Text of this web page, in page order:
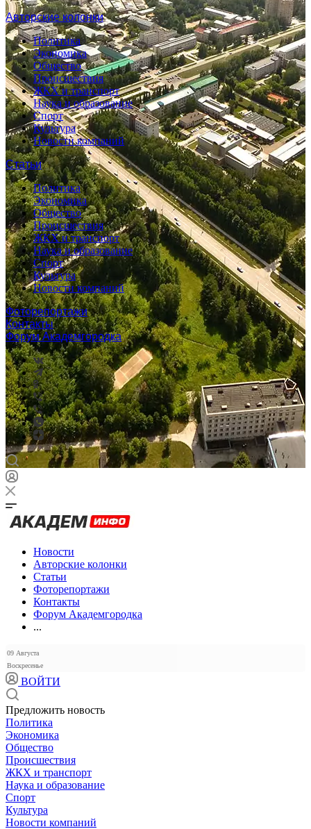
Авторские колонки
Политика
Экономика
Общество
Происшествия
ЖКХ и транспорт
Наука и образование
Спорт
Культура
Новости компаний
Статьи
Политика
Экономика
Общество
Происшествия
ЖКХ и транспорт
Наука и образование
Спорт
Культура
Новости компаний
Фоторепортажи
Контакты
Форум Академгородка
Новости
Авторские колонки
Статьи
Фоторепортажи
Контакты
Форум Академгородка
...
09 Августа
Воскресенье
ВОЙТИ
Предложить новость
Политика
Экономика
Общество
Происшествия
ЖКХ и транспорт
Наука и образование
Спорт
Культура
Новости компаний